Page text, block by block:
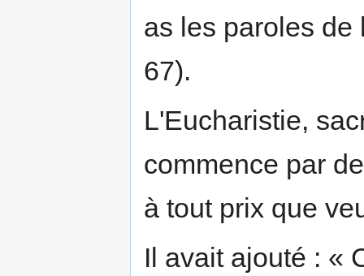
as les paroles de
67).
L'Eucharistie,
commence par
à tout prix que
Il avait ajouté : «